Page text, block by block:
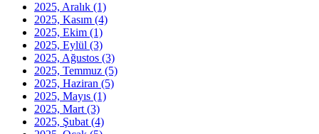
2025, Aralık (1)
2025, Kasım (4)
2025, Ekim (1)
2025, Eylül (3)
2025, Ağustos (3)
2025, Temmuz (5)
2025, Haziran (5)
2025, Mayıs (1)
2025, Mart (3)
2025, Şubat (4)